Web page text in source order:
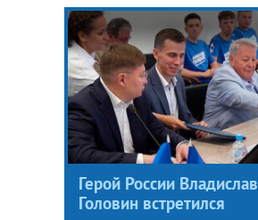
Герой России Владислав
Головин встретился